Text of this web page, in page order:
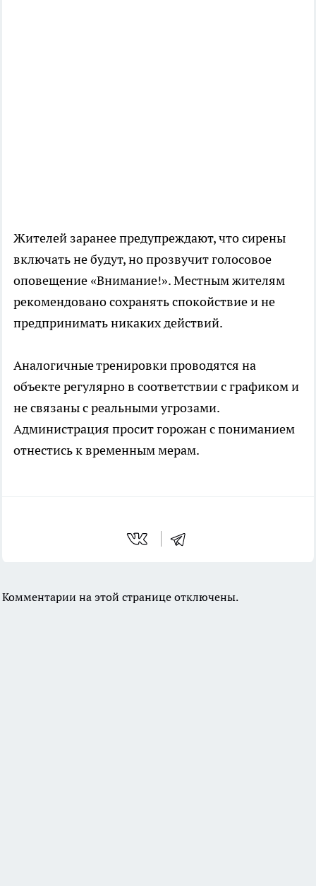
Жителей заранее предупреждают, что сирены
включать не будут, но прозвучит голосовое
оповещение «Внимание!». Местным жителям
рекомендовано сохранять спокойствие и не
предпринимать никаких действий.
Аналогичные тренировки проводятся на
объекте регулярно в соответствии с графиком и
не связаны с реальными угрозами.
Администрация просит горожан с пониманием
отнестись к временным мерам.
Комментарии на этой странице отключены.